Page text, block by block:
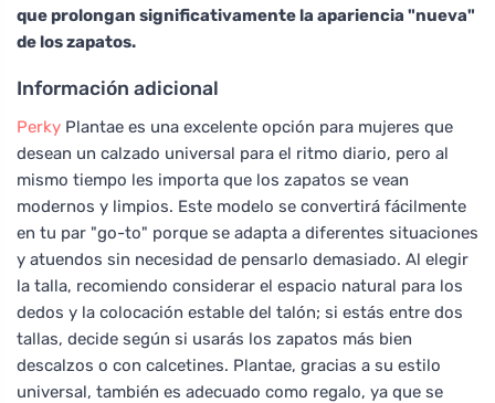
que prolongan significativamente la apariencia "nueva"
de los zapatos.
Información adicional
Perky Plantae es una excelente opción para mujeres que
desean un calzado universal para el ritmo diario, pero al
mismo tiempo les importa que los zapatos se vean
modernos y limpios. Este modelo se convertirá fácilmente
en tu par "go-to" porque se adapta a diferentes situaciones
y atuendos sin necesidad de pensarlo demasiado. Al elegir
la talla, recomiendo considerar el espacio natural para los
dedos y la colocación estable del talón; si estás entre dos
tallas, decide según si usarás los zapatos más bien
descalzos o con calcetines. Plantae, gracias a su estilo
universal, también es adecuado como regalo, ya que se